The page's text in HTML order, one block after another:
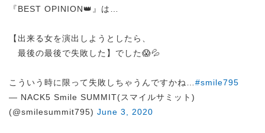
『BEST OPINION👑』は…
【出来る女を演出しようとしたら、
最後の最後で失敗した】でした😱💦
こういう時に限って失敗しちゃうんですかね… #smile795
— NACK5 Smile SUMMIT(スマイルサミット)
(@smilesummit795) June 3, 2020